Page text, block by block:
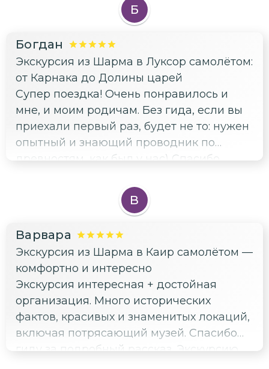
дальней экскурсии. Машина комфортная,
надобности останавливает. Отдельно
надо подчеркнуть и благодарить гида
Александра, огромные знания, забота,
интереснейшие рассказы. Получили
безмерное наслаждение и яркие
воспоминания об экскурсии. Всем точно
советую брать у Мухаммеда!
Б
Богдан
Экскурсия из Шарма в Луксор самолётом:
от Карнака до Долины царей
Супер поездка! Очень понравилось и
мне, и моим родичам. Без гида, если вы
приехали первый раз, будет не то: нужен
опытный и знающий проводник по
древностям, как был у нас) Спасибо
луксорскими красотами)
В
Варвара
Экскурсия из Шарма в Каир самолётом —
комфортно и интересно
Экскурсия интересная + достойная
организация. Много исторических
фактов, красивых и знаменитых локаций,
включая потрясающий музей. Спасибо
гиду за подробный рассказ. Экскурсию